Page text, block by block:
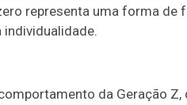
representa uma forma de
da Geração